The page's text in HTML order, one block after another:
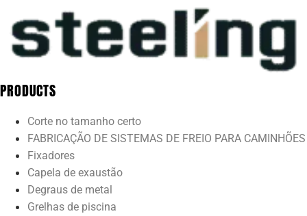
PRODUCTS
Corte no tamanho certo
FABRICAÇÃO DE SISTEMAS DE FREIO PARA CAMINHÕES
Fixadores
Capela de exaustão
Degraus de metal
Grelhas de piscina